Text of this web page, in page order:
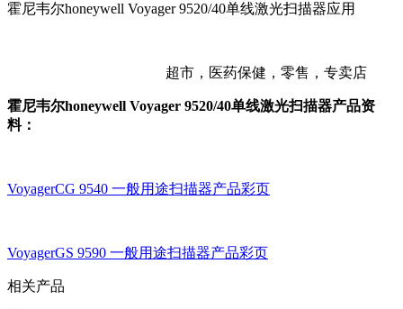
霍尼韦尔honeywell Voyager 9520/40单线激光扫描器应用
超市，医药保健，零售，专卖店
霍尼韦尔honeywell Voyager 9520/40单线激光扫描器产品资
料：
VoyagerCG 9540 一般用途扫描器产品彩页
VoyagerGS 9590 一般用途扫描器产品彩页
相关产品